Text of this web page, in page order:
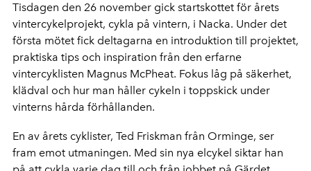
Tisdagen den 26 november gick startskottet för årets
vintercykelprojekt, cykla på vintern, i Nacka. Under det
första mötet fick deltagarna en introduktion till projektet,
praktiska tips och inspiration från den erfarne
vintercyklisten Magnus McPheat. Fokus låg på säkerhet,
klädval och hur man håller cykeln i toppskick under
vinterns hårda förhållanden.
En av årets cyklister, Ted Friskman från Orminge, ser
fram emot utmaningen. Med sin nya elcykel siktar han